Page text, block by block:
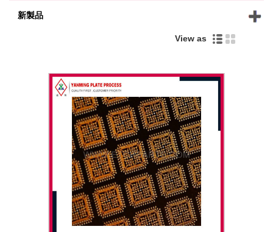
新製品
View as